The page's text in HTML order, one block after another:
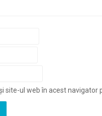
site-ul web în acest navigator